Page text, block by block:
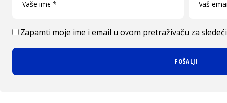
Zapamti moje ime i email u ovom pretraživaču za